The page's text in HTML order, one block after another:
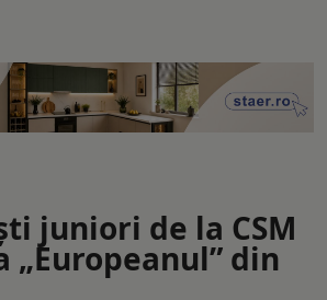
juniori de la CSM
„Europeanul” din